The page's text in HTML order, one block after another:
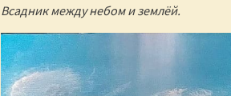
Всадник между небом и землёй.